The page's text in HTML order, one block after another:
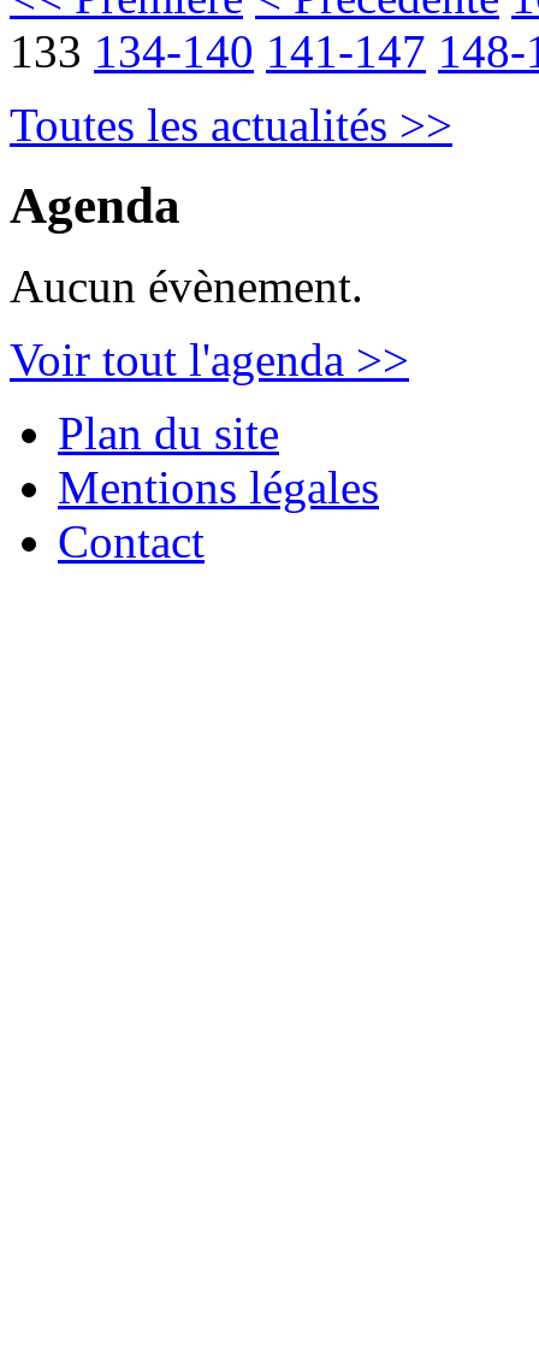
133 134-140 141-147 148-
Toutes les actualités >>
Agenda
Aucun évènement.
Voir tout l'agenda >>
Plan du site
Mentions légales
Contact